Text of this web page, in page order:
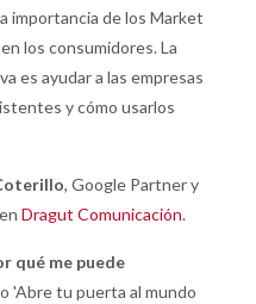
importancia de los Market
los consumidores. La
es ayudar a las empresas
y cómo usarlos
, Google Partner y
Dragut Comunicación.
qué me puede
'Abre tu puerta al mundo